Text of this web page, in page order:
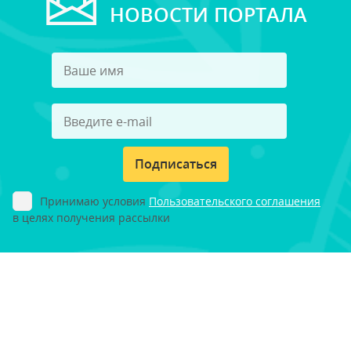
НОВОСТИ ПОРТАЛА
Подписаться
Принимаю условия Пользовательского соглашения
в целях получения рассылки